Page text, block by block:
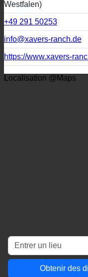
Informations sur le
59872 Meschede,
Westfalen)
+49 291 50253
info@xavers-ranch.de
https://www.xavers-